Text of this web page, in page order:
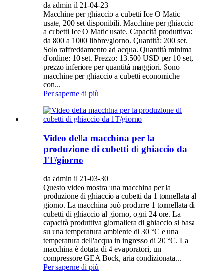
da admin il 21-04-23
Macchine per ghiaccio a cubetti Ice O Matic
usate, 200 set disponibili. Macchine per ghiaccio
a cubetti Ice O Matic usate. Capacità produttiva:
da 800 a 1000 libbre/giorno. Quantità: 200 set.
Solo raffreddamento ad acqua. Quantità minima
d'ordine: 10 set. Prezzo: 13.500 USD per 10 set,
prezzo inferiore per quantità maggiori. Sono
macchine per ghiaccio a cubetti economiche
con...
Per saperne di più
Video della macchina per la
produzione di cubetti di ghiaccio da
1T/giorno
da admin il 21-03-30
Questo video mostra una macchina per la
produzione di ghiaccio a cubetti da 1 tonnellata al
giorno. La macchina può produrre 1 tonnellata di
cubetti di ghiaccio al giorno, ogni 24 ore. La
capacità produttiva giornaliera di ghiaccio si basa
su una temperatura ambiente di 30 °C e una
temperatura dell'acqua in ingresso di 20 °C. La
macchina è dotata di 4 evaporatori, un
compressore GEA Bock, aria condizionata...
Per saperne di più